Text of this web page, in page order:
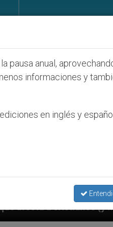
en Tierra Santa
pausa anual,
informaciones y
en inglés y